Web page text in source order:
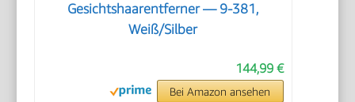
Gesichtshaarentferner — 9-381,
Weiß/Silber
144,99 €
Bei Amazon ansehen